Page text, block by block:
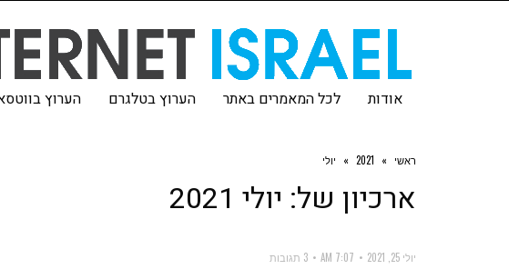
אודות לכל המאמרים באתר הערוץ בטלגרם הערוץ
ראשי »
2021
» יולי
ארכיון של: יולי 2021
יולי 25, 2021 7:07 AM 3 תגובות